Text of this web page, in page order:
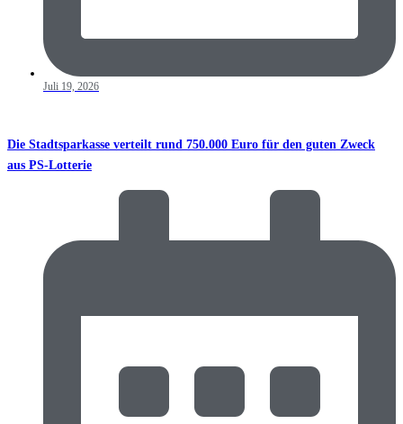
Juli 19, 2026
Die Stadtsparkasse verteilt rund 750.000 Euro für den guten Zweck
aus PS-Lotterie